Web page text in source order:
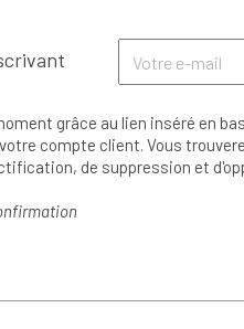
grâce au lien inséré en
compte client. Vous
de suppression et